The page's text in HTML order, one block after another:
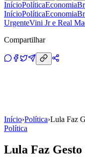
InícioPolíticaEconomia
InícioPolíticaEconomia
UrgenteVini Jr e Real
Compartilhar
Início›Política›Lula Faz
Política
Lula Faz